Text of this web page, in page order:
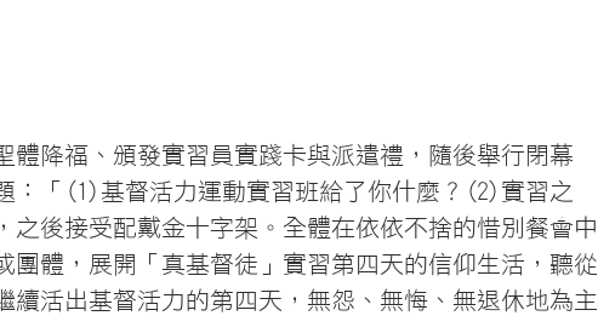
體降福、頒發實習員實踐卡與派遣禮，隨後舉行閉幕
：「(1)基督活力運動實習班給了你什麼？(2)實習之
之後接受配戴金十字架。全體在依依不捨的惜別餐會中
團體，展開「真基督徒」實習第四天的信仰生活，聽從
續活出基督活力的第四天，無怨、無悔、無退休地為主